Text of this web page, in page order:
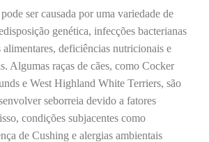
ser causada por uma variedade de
genética, infecções bacterianas
deficiências nutricionais e
Algumas raças de cães, como Cocker
e West Highland White Terriers, são
seborreia devido a fatores
condições subjacentes como
de Cushing e alergias ambientais